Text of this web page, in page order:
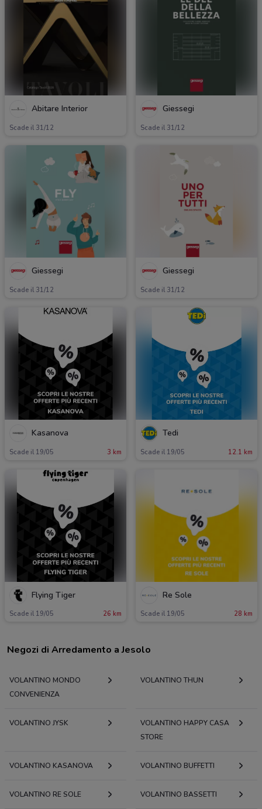
Abitare Interior
Scade il 31/12
Giessegi
Scade il 31/12
Giessegi
Scade il 31/12
Giessegi
Scade il 31/12
Kasanova
Scade il 19/05 3 km
Tedi
Scade il 19/05 12.1 km
Flying Tiger
Scade il 19/05 26 km
Re Sole
Scade il 19/05 28 km
Negozi di Arredamento a Jesolo
VOLANTINO MONDO
CONVENIENZA
VOLANTINO THUN
VOLANTINO JYSK
VOLANTINO HAPPY CASA
STORE
VOLANTINO KASANOVA VOLANTINO BUFFETTI
VOLANTINO RE SOLE VOLANTINO BASSETTI